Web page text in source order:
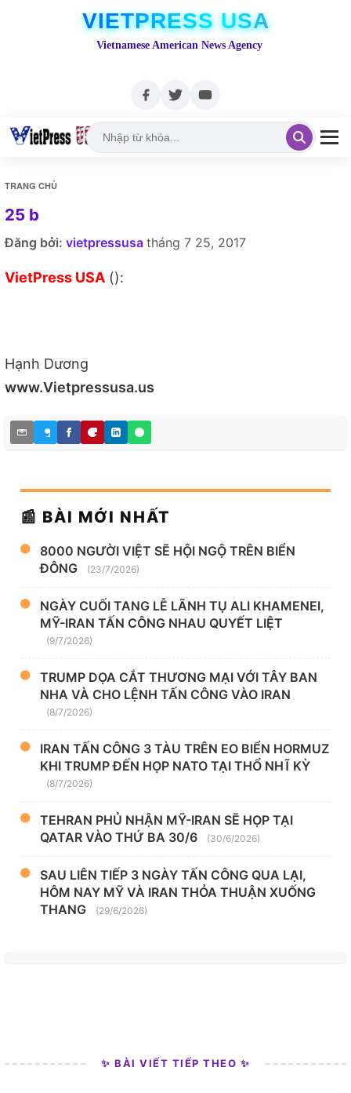
VIETPRESS USA
Vietnamese American News Agency
TRANG CHỦ
25 b
Đăng bởi: vietpressusa tháng 7 25, 2017
VietPress USA ():
Hạnh Dương
www.Vietpressusa.us
📰 BÀI MỚI NHẤT
8000 NGƯỜI VIỆT SẼ HỘI NGỘ TRÊN BIỂN
ĐÔNG
(23/7/2026)
NGÀY CUỐI TANG LỄ LÃNH TỤ ALI KHAMENEI,
MỸ-IRAN TẤN CÔNG NHAU QUYẾT LIỆT
(9/7/2026)
TRUMP DỌA CẮT THƯƠNG MẠI VỚI TÂY BAN
NHA VÀ CHO LỆNH TẤN CÔNG VÀO IRAN
(8/7/2026)
IRAN TẤN CÔNG 3 TÀU TRÊN EO BIỂN HORMUZ
KHI TRUMP ĐẾN HỌP NATO TẠI THỔ NHĨ KỲ
(8/7/2026)
TEHRAN PHỦ NHẬN MỸ-IRAN SẼ HỌP TẠI
QATAR VÀO THỨ BA 30/6
(30/6/2026)
SAU LIÊN TIẾP 3 NGÀY TẤN CÔNG QUA LẠI,
HÔM NAY MỸ VÀ IRAN THỎA THUẬN XUỐNG
THANG
(29/6/2026)
✨ BÀI VIẾT TIẾP THEO ✨